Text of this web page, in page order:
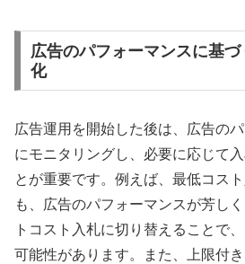
広告のパフォーマンスに基
化
広告運用を開始した後は、広告の
にモニタリングし、必要に応じて
とが重要です。例えば、最低コス
も、広告のパフォーマンスが芳し
トコスト入札に切り替えることで
可能性があります。また、上限付